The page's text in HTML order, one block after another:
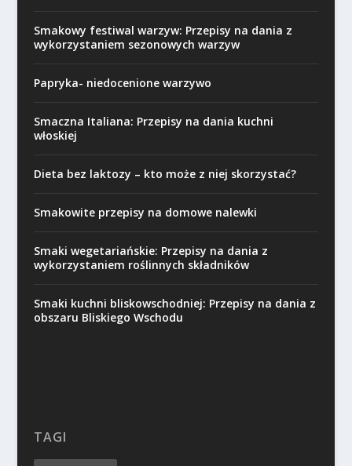
Smakowy festiwal warzyw: Przepisy na dania z
wykorzystaniem sezonowych warzyw
Papryka- niedocenione warzywo
Smaczna Italiana: Przepisy na dania kuchni
włoskiej
Dieta bez laktozy – kto może z niej skorzystać?
Smakowite przepisy na domowe nalewki
Smaki wegetariańskie: Przepisy na dania z
wykorzystaniem roślinnych składników
Smaki kuchni bliskowschodniej: Przepisy na dania z
obszaru Bliskiego Wschodu
TAGI